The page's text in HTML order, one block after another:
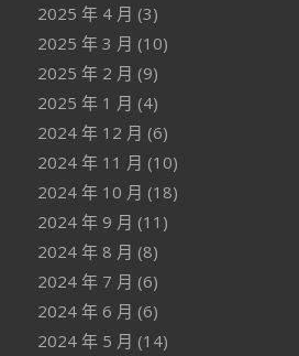
2025 年 4 月 (3)
2025 年 3 月 (10)
2025 年 2 月 (9)
2025 年 1 月 (4)
2024 年 12 月 (6)
2024 年 11 月 (10)
2024 年 10 月 (18)
2024 年 9 月 (11)
2024 年 8 月 (8)
2024 年 7 月 (6)
2024 年 6 月 (6)
2024 年 5 月 (14)